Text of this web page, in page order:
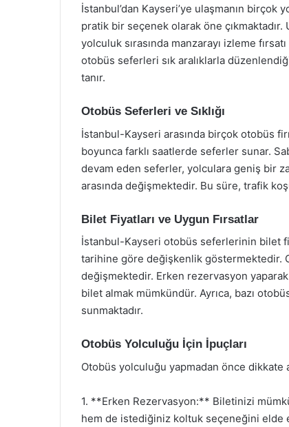
İstanbul’dan Kayseri’ye ulaşmanın
pratik bir seçenek olarak öne
yolculuk sırasında manzarayı izleme
otobüs seferleri sık aralıklarla
tanır.
Otobüs Seferleri ve Sıklığı
İstanbul-Kayseri arasında birçok otobüs
boyunca farklı saatlerde seferler sunar.
devam eden seferler, yolculara geniş bir
arasında değişmektedir. Bu süre, trafik
Bilet Fiyatları ve Uygun Fırsatlar
İstanbul-Kayseri otobüs seferlerinin bilet
tarihine göre değişkenlik göstermektedir.
değişmektedir. Erken rezervasyon
bilet almak mümkündür. Ayrıca, bazı
sunmaktadır.
Otobüs Yolculuğu İçin İpuçları
Otobüs yolculuğu yapmadan önce dikkate
1. **Erken Rezervasyon:** Biletinizi
hem de istediğiniz koltuk seçeneğini elde